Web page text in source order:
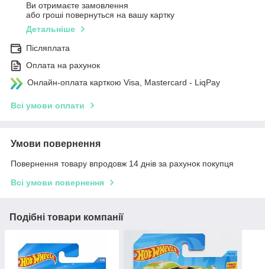
Ви отримаєте замовлення
або гроші повернуться на вашу картку
Детальніше
Післяплата
Оплата на рахунок
Онлайн-оплата карткою Visa, Mastercard - LiqPay
Всі умови оплати
Умови повернення
Повернення товару впродовж 14 днів за рахунок покупця
Всі умови повернення
Подібні товари компанії